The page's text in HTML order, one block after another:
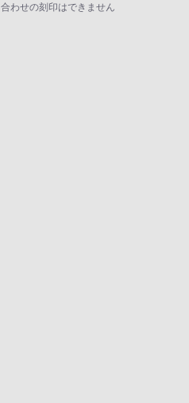
合わせの刻印はできません